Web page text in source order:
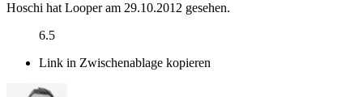
Hoschi hat Looper am 29.10.2012 gesehen.
6.5
Link in Zwischenablage kopieren